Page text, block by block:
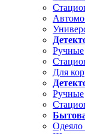
Ручные
Для
Ручные
Одеяло